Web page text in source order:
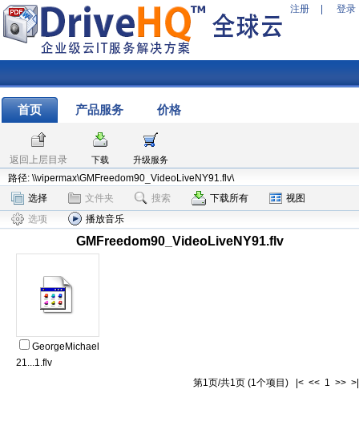
注册 登录
首页 产品服务 价格
返回上层目录 下载 升级服务
路径: \\vipermax\GMFreedom90_VideoLiveNY91.flv\
选择
文件夹 搜索 下载所有
视图
选项
播放音乐
GMFreedom90_VideoLiveNY91.flv
GeorgeMichael
21...1.flv
第1页/共1页 (1个项目) |< << 1 >> >|